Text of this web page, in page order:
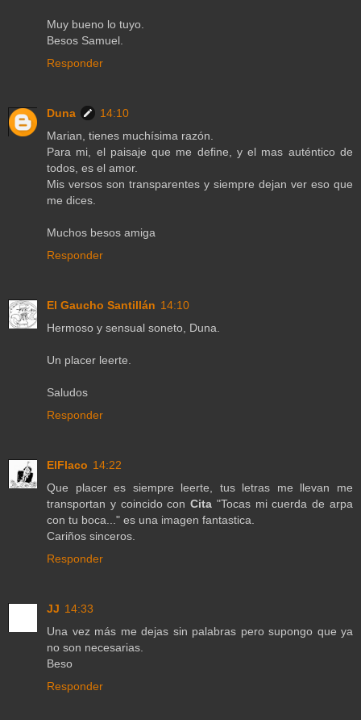
Muy bueno lo tuyo.
Besos Samuel.
Responder
Duna
14:10
Marian, tienes muchísima razón.
Para mi, el paisaje que me define, y el mas auténtico de
todos, es el amor.
Mis versos son transparentes y siempre dejan ver eso que
me dices.
Muchos besos amiga
Responder
El Gaucho Santillán 14:10
Hermoso y sensual soneto, Duna.
Un placer leerte.
Saludos
Responder
ElFlaco 14:22
Que placer es siempre leerte, tus letras me llevan me
transportan y coincido conCita "Tocas mi cuerda de arpa
con tu boca..." es una imagen fantastica.
Cariños sinceros.
Responder
JJ 14:33
Una vez más me dejas sin palabras pero supongo que ya
no son necesarias.
Beso
Responder